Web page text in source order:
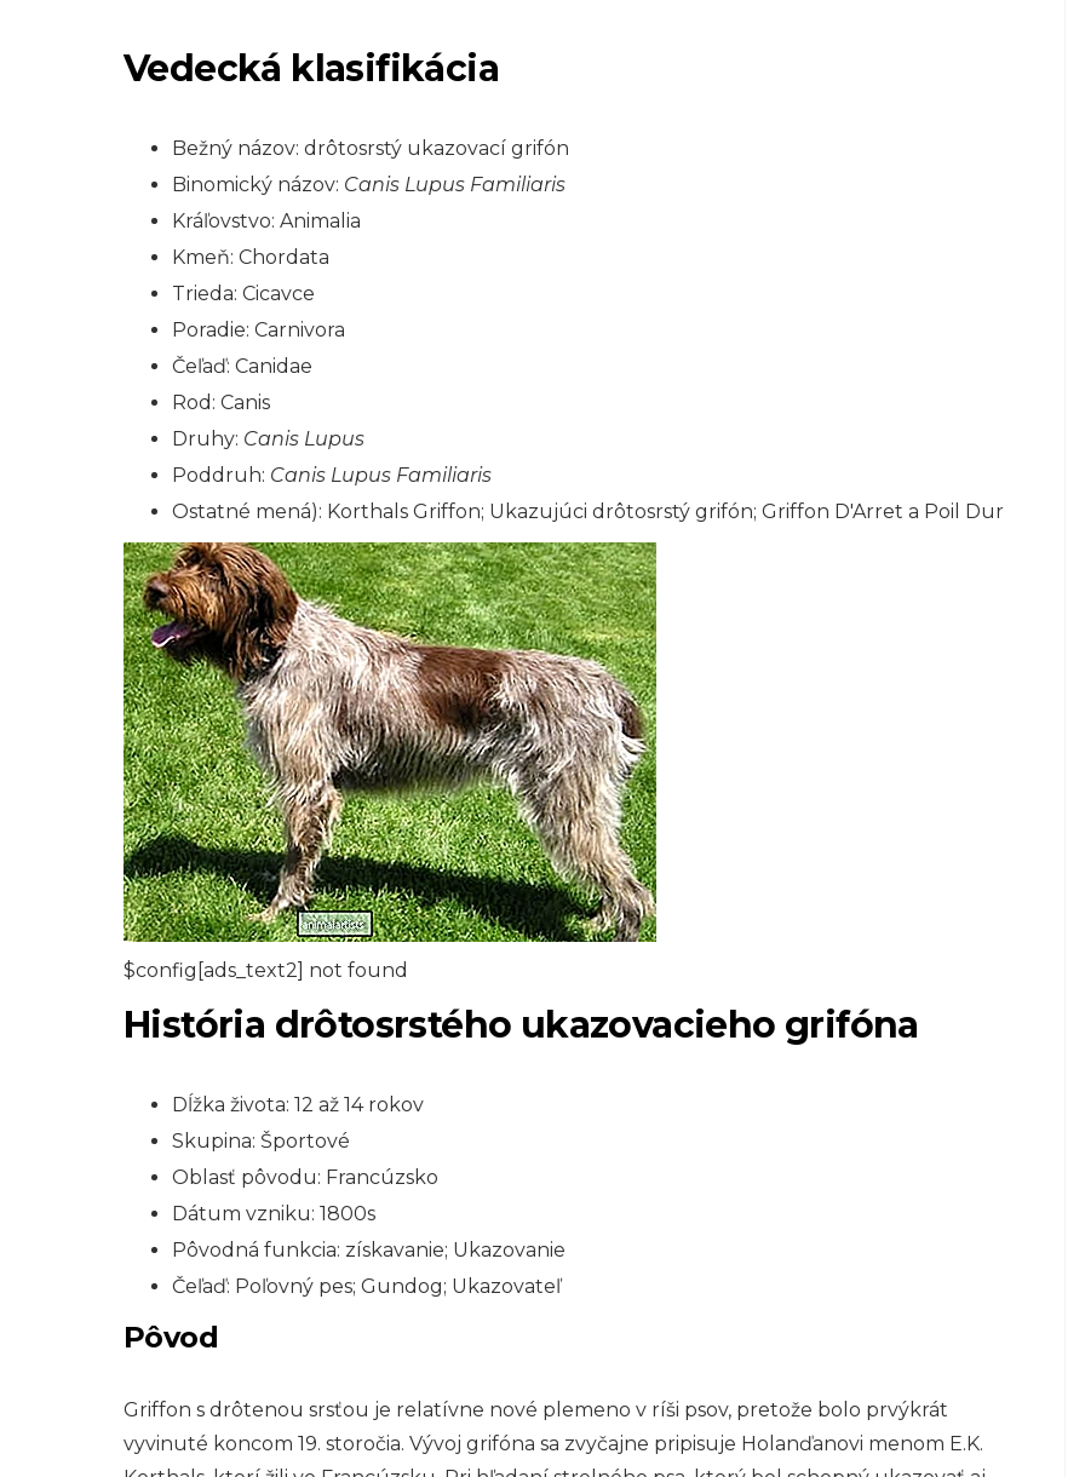
Vedecká klasifikácia
Bežný názov: drôtosrstý ukazovací grifón
Binomický názov: Canis Lupus Familiaris
Kráľovstvo: Animalia
Kmeň: Chordata
Trieda: Cicavce
Poradie: Carnivora
Čeľaď: Canidae
Rod: Canis
Druhy: Canis Lupus
Poddruh: Canis Lupus Familiaris
Ostatné mená): Korthals Griffon; Ukazujúci drôtosrstý grifón; Griffon D'Arret a Poil Dur
$config[ads_text2] not found
História drôtosrstého ukazovacieho grifóna
Dĺžka života: 12 až 14 rokov
Skupina: Športové
Oblasť pôvodu: Francúzsko
Dátum vzniku: 1800s
Pôvodná funkcia: získavanie; Ukazovanie
Čeľaď: Poľovný pes; Gundog; Ukazovateľ
Pôvod
Griffon s drôtenou srsťou je relatívne nové plemeno v ríši psov, pretože bolo prvýkrát
vyvinuté koncom 19. storočia. Vývoj grifóna sa zvyčajne pripisuje Holanďanovi menom E.K.